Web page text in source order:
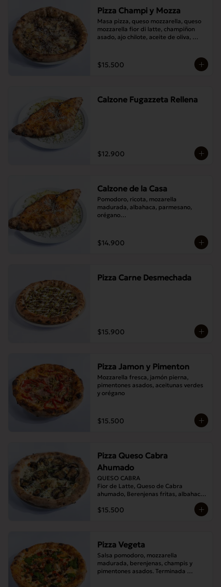
Pizza Champi y Mozza
Masa pizza, queso mozzarella, queso
mozzarella fior di latte, champiñon
asado, ajo chilote, aceite de oliva,
$15.500
Calzone Fugazzeta Rellena
$12.900
Calzone de la Casa
Pomodoro, ricota, mozarella
madurada, albahaca, parmesano,
orégano
Champignones asados,
Berenjenas asadas.
$14.900
Pizza Carne Desmechada
$15.900
Pizza Jamon y Pimenton
Mozzarella fresca, jamón pierna,
pimentones asados, aceitunas verdes
y orégano
$15.500
Pizza Queso Cabra
Ahumado
QUESO CABRA
Fior de Latte, Queso de Cabra
ahumado, Berenjenas fritas, albahaca ,
$15.500
Pizza Vegeta
Salsa pomodoro, mozzarella
madurada, berenjenas, champis y
pimentones asados. Terminada